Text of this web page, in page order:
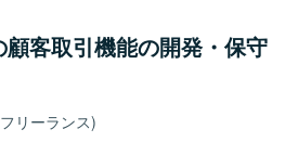
を求めています。設計から実装、レビュ
力】 官公庁向けシステ
に関わることができるため、要件定義や
技術スタックの経験を積むことができます
どの環境で開発を行います。
顧客取引機能の開発・保守
リーランス)